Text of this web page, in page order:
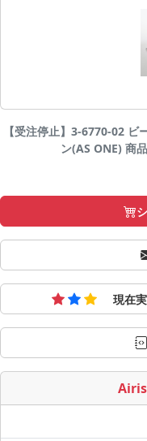
【受注停止】3-6770-02
ン(AS ONE) 商
現在